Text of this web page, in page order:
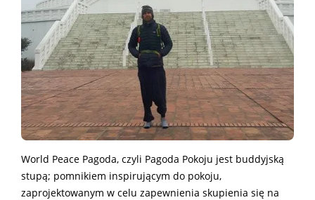
World Peace Pagoda, czyli Pagoda Pokoju jest buddyjską
stupą; pomnikiem inspirującym do pokoju,
zaprojektowanym w celu zapewnienia skupienia się na